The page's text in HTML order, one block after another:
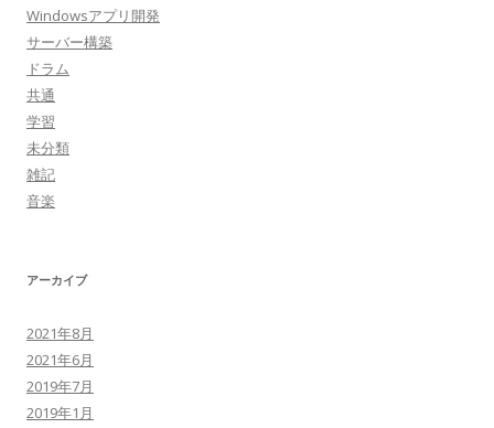
Windowsアプリ開発
サーバー構築
ドラム
共通
学習
未分類
雑記
音楽
アーカイブ
2021年8月
2021年6月
2019年7月
2019年1月